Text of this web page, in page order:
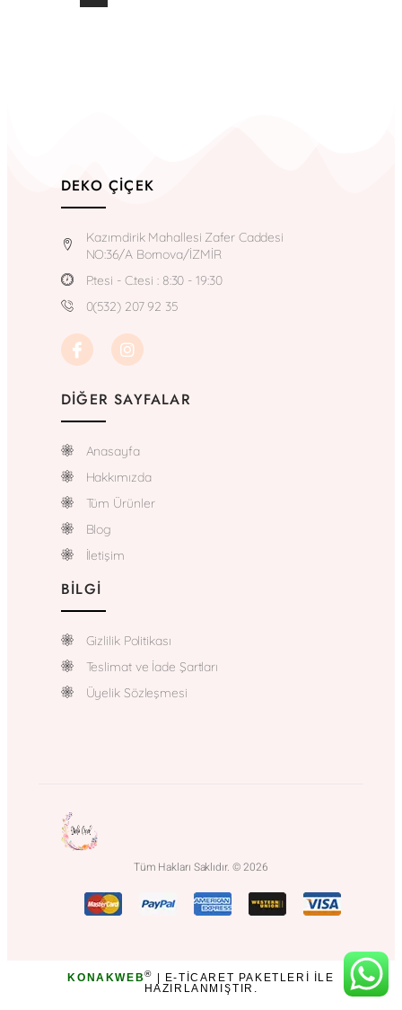
DEKO ÇIÇEK
Kazımdirik Mahallesi Zafer Caddesi
NO:36/A Bornova/İZMİR
P.tesi - C.tesi : 8:30 - 19:30
0(532) 207 92 35
DIĞER SAYFALAR
Anasayfa
Hakkımızda
Tüm Ürünler
Blog
İletişim
BILGI
Gizlilik Politikası
Teslimat ve İade Şartları
Üyelik Sözleşmesi
Tüm Hakları Saklıdır. © 2026
KONAKWEB®
| E-TICARET PAKETLERI ILE
HAZIRLANMIŞTIR.